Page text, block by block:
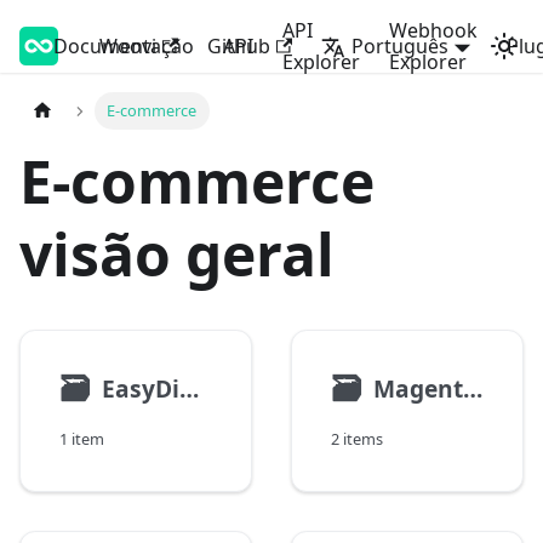
Woovi Developers
Documentação API
API
Explorer
Webhook
Explorer
Woovi Github Português
E-commerce
E-commerce
visão geral
🗃 EasyDigitalDownloads
1 item
🗃 Magento1
2 items